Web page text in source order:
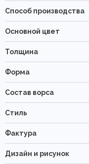
Способ производства
Основной цвет
Толщина
Форма
Состав ворса
Стиль
Фактура
Дизайн и рисунок